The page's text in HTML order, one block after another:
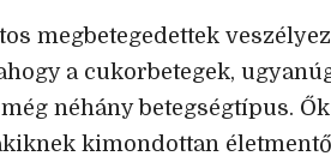
megbetegedettek
a cukorbetegek,
néhány betegségtípus. Ők
kimondottan